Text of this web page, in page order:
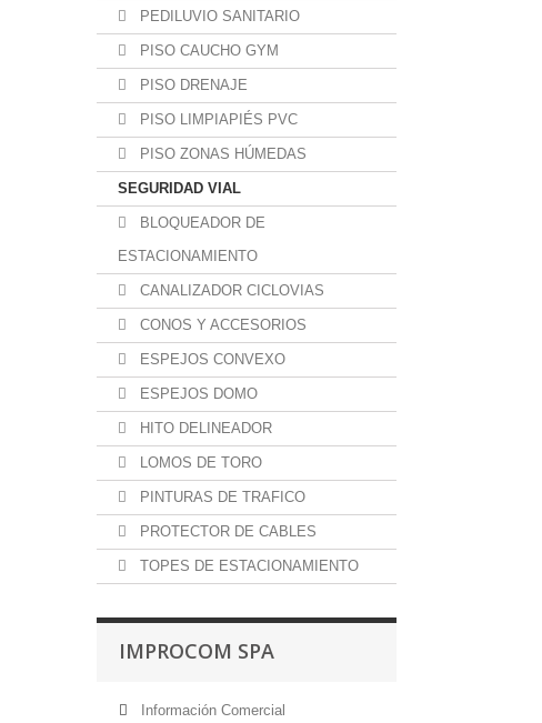
PEDILUVIO SANITARIO
PISO CAUCHO GYM
PISO DRENAJE
PISO LIMPIAPIÉS PVC
PISO ZONAS HÚMEDAS
SEGURIDAD VIAL
BLOQUEADOR DE
ESTACIONAMIENTO
CANALIZADOR CICLOVIAS
CONOS Y ACCESORIOS
ESPEJOS CONVEXO
ESPEJOS DOMO
HITO DELINEADOR
LOMOS DE TORO
PINTURAS DE TRAFICO
PROTECTOR DE CABLES
TOPES DE ESTACIONAMIENTO
IMPROCOM SPA
Información Comercial